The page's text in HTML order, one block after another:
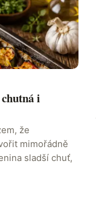
i
že
mimořádně
sladší chuť,